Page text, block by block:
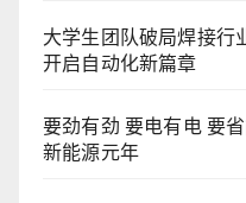
大学生团队破局焊接行
开启自动化新篇章
要劲有劲 要电有电 要
新能源元年